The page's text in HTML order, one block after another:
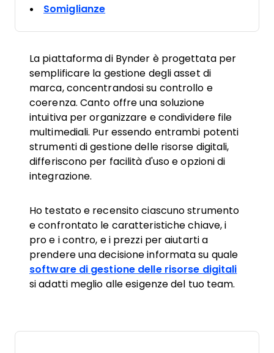
Somiglianze
La piattaforma di Bynder è progettata per
semplificare la gestione degli asset di
marca, concentrandosi su controllo e
coerenza. Canto offre una soluzione
intuitiva per organizzare e condividere file
multimediali. Pur essendo entrambi potenti
strumenti di gestione delle risorse digitali,
differiscono per facilità d'uso e opzioni di
integrazione.
Ho testato e recensito ciascuno strumento
e confrontato le caratteristiche chiave, i
pro e i contro, e i prezzi per aiutarti a
prendere una decisione informata su quale
software di gestione delle risorse digitali
si adatti meglio alle esigenze del tuo team.